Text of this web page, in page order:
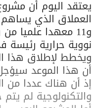
العملاق الذي
و11 معهدا
نووية حرارية رئيسة
أن هذا الموعد
إذ أن هناك عددا من
والتكنولوجية لم